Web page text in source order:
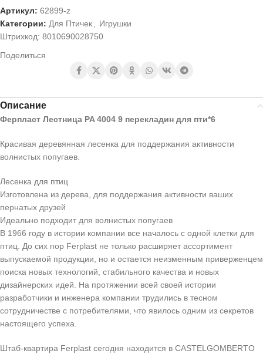
Артикул: 62899-z
Категории: Для Птичек, Игрушки
Штрихкод: 8010690028750
Поделиться
Описание
Ферпласт Лестница PA 4004 9 перекладин для пти*6
Красивая деревянная лесенка для поддержания активности
волнистых попугаев.
Лесенка для птиц
Изготовлена из дерева, для поддержания активности ваших
пернатых друзей
Идеально подходит для волнистых попугаев
В 1966 году в истории компании все началось с одной клетки для
птиц. До сих пор Ferplast не только расширяет ассортимент
выпускаемой продукции, но и остается неизменным приверженцем
поиска новых технологий, стабильного качества и новых
дизайнерских идей. На протяжении всей своей истории
разработчики и инженера компании трудились в тесном
сотрудничестве с потребителями, что явилось одним из секретов
настоящего успеха.
Штаб-квартира Ferplast сегодня находится в CASTELGOMBERTO